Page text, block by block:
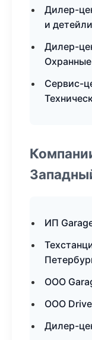
Дилер-
и
Дилер-
Сервис-
ИП
ООО
ООО
Дилер-